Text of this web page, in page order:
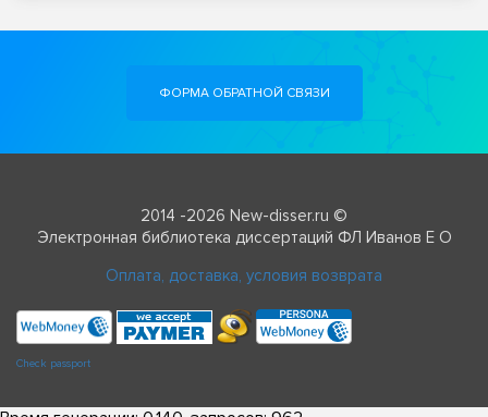
ФОРМА ОБРАТНОЙ СВЯЗИ
2014 -2026 New-disser.ru ©
Электронная библиотека диссертаций ФЛ Иванов Е О
Оплата, доставка, условия возврата
Check passport